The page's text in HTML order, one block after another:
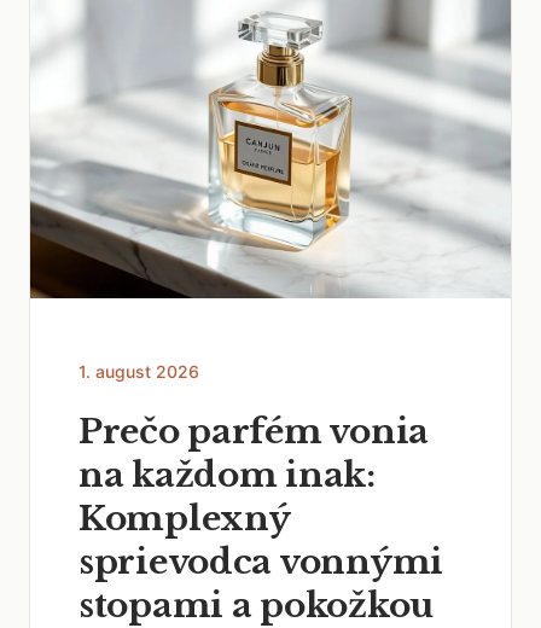
1. august 2026
Prečo parfém vonia
na každom inak:
Komplexný
sprievodca vonnými
stopami a pokožkou